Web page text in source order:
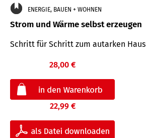
ENERGIE, BAUEN + WOHNEN
Strom und Wärme selbst erzeugen
Schritt für Schritt zum autarken Haus
28,00 €
22,99 €